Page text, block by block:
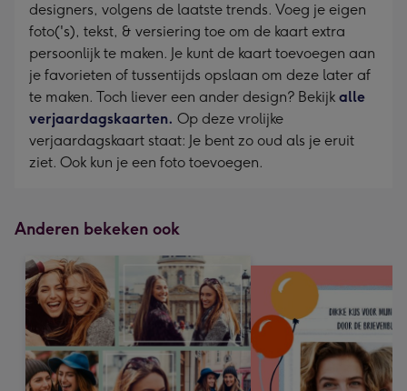
166
mm
designers, volgens de laatste trends. Voeg je eigen
foto('s), tekst, & versiering toe om de kaart extra
persoonlijk te maken. Je kunt de kaart toevoegen aan
je favorieten of tussentijds opslaan om deze later af
te maken. Toch liever een ander design? Bekijk alle
verjaardagskaarten. Op deze vrolijke
verjaardagskaart staat: Je bent zo oud als je eruit
ziet. Ook kun je een foto toevoegen.
Anderen bekeken ook